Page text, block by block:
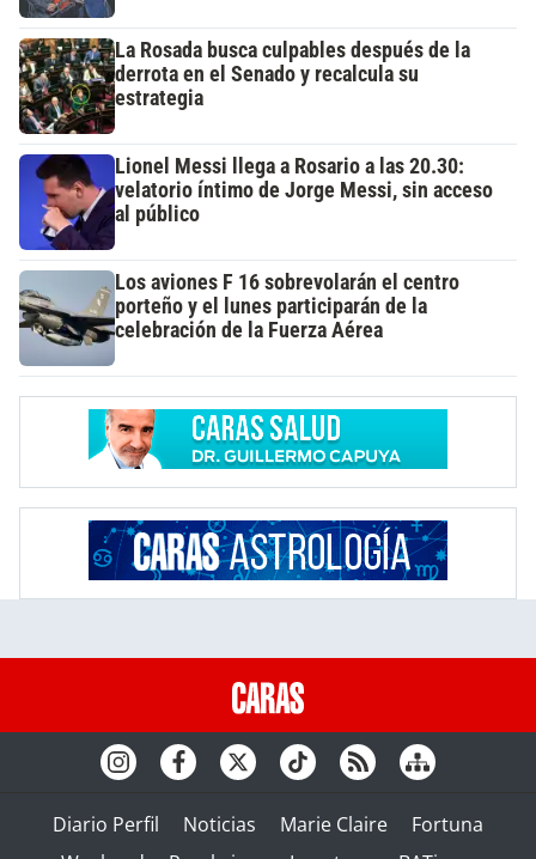
La Rosada busca culpables después de la
derrota en el Senado y recalcula su
estrategia
Lionel Messi llega a Rosario a las 20.30:
velatorio íntimo de Jorge Messi, sin acceso
al público
Los aviones F 16 sobrevolarán el centro
porteño y el lunes participarán de la
celebración de la Fuerza Aérea
Diario Perfil Noticias Marie Claire
Fortuna